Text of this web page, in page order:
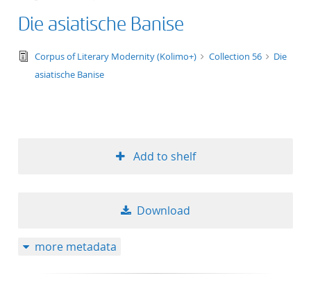
Die asiatische Banise
text/tg.edition+tg.aggregation+xml
Corpus of Literary Modernity (Kolimo+) Collection 56
Die
asiatische Banise
Add to shelf
Download
more metadata